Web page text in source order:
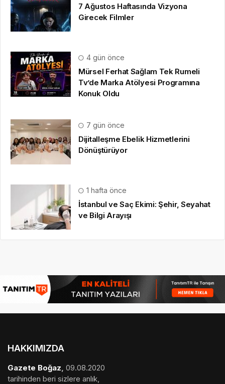
7 Ağustos Haftasında Vizyona
Girecek Filmler
4 gün önce
Mürsel Ferhat Sağlam Tek Rumeli
Tv’de Marka Atölyesi Programına
Konuk Oldu
7 gün önce
Dijitalleşme Ebelik Hizmetlerini
Dönüştürüyor
1 hafta önce
İstanbul ve Saç Ekimi: Şehir, Seyahat
ve Bilgi Arayışı
HAKKIMIZDA
Gazete Boğaz 09.08.2020
tarihinden beri sizlere anlık,